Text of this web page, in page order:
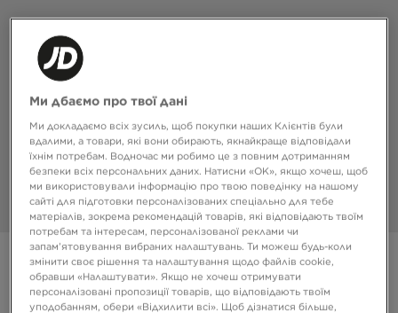
REEBOK CLUB C 85
2499 ГРН
Ми дбаємо про твої дані
Ми докладаємо всіх зусиль, щоб покупки наших Клієнтів були
вдалими, а товари, які вони обирають, якнайкраще відповідали
їхнім потребам. Водночас ми робимо це з повним дотриманням
безпеки всіх персональних даних. Натисни «OK», якщо хочеш, щоб
ми використовували інформацію про твою поведінку на нашому
сайті для підготовки персоналізованих спеціально для тебе
матеріалів, зокрема рекомендацій товарів, які відповідають твоїм
потребам та інтересам, персоналізованої реклами чи
запам’ятовування вибраних налаштувань. Ти можеш будь-коли
змінити своє рішення та налаштування щодо файлів cookie,
обравши «Налаштувати». Якщо не хочеш отримувати
персоналізовані пропозиції товарів, що відповідають твоїм
уподобанням, обери «Відхилити всі». Щоб дізнатися більше,